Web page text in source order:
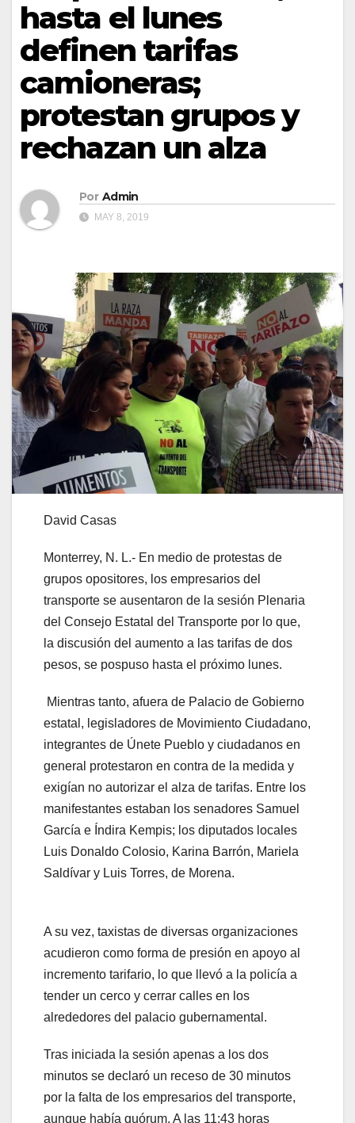
hasta el lunes
definen tarifas
camioneras;
protestan grupos y
rechazan un alza
Por Admin
MAY 8, 2019
David Casas
Monterrey, N. L.- En medio de protestas de
grupos opositores, los empresarios del
transporte se ausentaron de la sesión Plenaria
del Consejo Estatal del Transporte por lo que,
la discusión del aumento a las tarifas de dos
pesos, se pospuso hasta el próximo lunes.
Mientras tanto, afuera de Palacio de Gobierno
estatal, legisladores de Movimiento Ciudadano,
integrantes de Únete Pueblo y ciudadanos en
general protestaron en contra de la medida y
exigían no autorizar el alza de tarifas. Entre los
manifestantes estaban los senadores Samuel
García e Índira Kempis; los diputados locales
Luis Donaldo Colosio, Karina Barrón, Mariela
Saldívar y Luis Torres, de Morena.
A su vez, taxistas de diversas organizaciones
acudieron como forma de presión en apoyo al
incremento tarifario, lo que llevó a la policía a
tender un cerco y cerrar calles en los
alrededores del palacio gubernamental.
Tras iniciada la sesión apenas a los dos
minutos se declaró un receso de 30 minutos
por la falta de los empresarios del transporte,
aunque había quórum. A las 11:43 horas